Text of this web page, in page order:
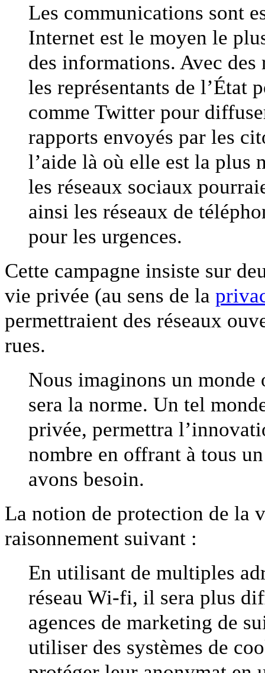
Les communications sont
Internet est le moyen le
des informations. Avec
les représentants de l’État
comme Twitter pour
rapports envoyés par les
l’aide là où elle est la plus
les réseaux sociaux
ainsi les réseaux de
pour les urgences.
Cette campagne insiste sur
vie privée (au sens de la
permettraient des réseaux
rues.
Nous imaginons un
sera la norme. Un tel
privée, permettra
nombre en offrant à tous
avons besoin.
La notion de protection de la
raisonnement suivant :
En utilisant de multiples
réseau Wi-fi, il sera plus
agences de marketing de
utiliser des systèmes de